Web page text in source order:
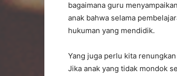
bagaimana guru
anak bahwa selama
hukuman yang mendidik.
Yang juga perlu kita
Jika anak yang tidak mondok